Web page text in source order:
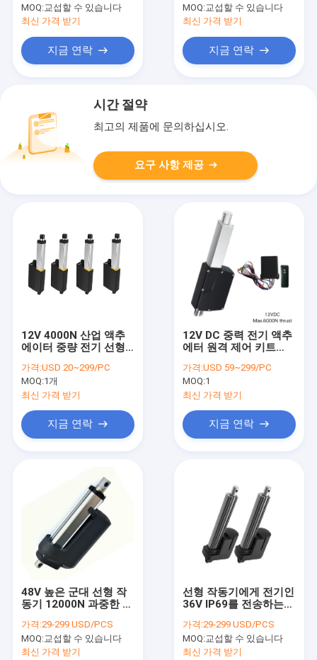
MOQ:교섭할 수 있습니다
최신 가격 받기
지금 연락
MOQ:교섭할 수 있습니다
최신 가격 받기
지금 연락
시간 절약
최고의 제품에 문의하십시오.
요구 사항 제공
12V 4000N 산업 액추
에이터 중량 전기 선형
가격:USD 20~299/PC
MOQ:1개
최신 가격 받기
지금 연락
12V DC 중력 전기 액추
에터 원격 제어 키트
가격:USD 59~299/PC
MOQ:1
최신 가격 받기
지금 연락
48V 높은 군대 선형 작
동기 12000N 과중한 업
가격:29-299 USD/PCS
MOQ:교섭할 수 있습니다
최신 가격 받기
선형 작동기에게 전기인
36V IP69를 전송하는
가격:29-299 USD/PCS
MOQ:교섭할 수 있습니다
최신 가격 받기